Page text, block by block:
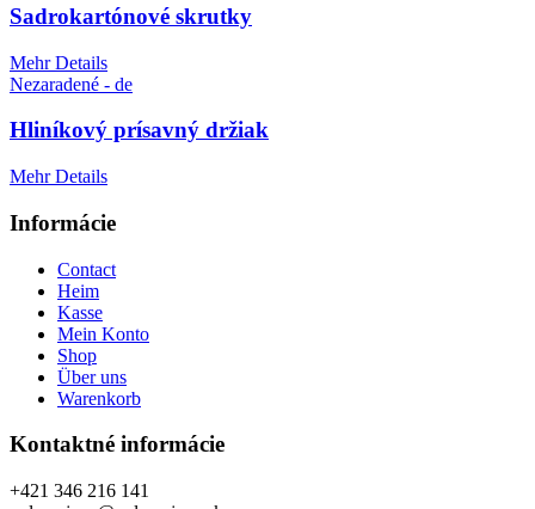
Sadrokartónové skrutky
Mehr Details
Nezaradené - de
Hliníkový prísavný držiak
Mehr Details
Informácie
Contact
Heim
Kasse
Mein Konto
Shop
Über uns
Warenkorb
Kontaktné informácie
+421 346 216 141